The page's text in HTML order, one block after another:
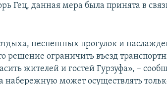
Гец, данная мера была принята в
неспешных прогулок и
решение ограничить въезд
жителей и гостей Гурзуфа», –
набережную может осуществлять